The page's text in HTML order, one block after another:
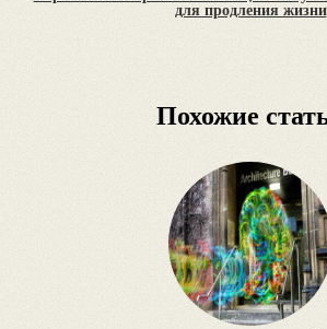
для продления жизни
Похожие